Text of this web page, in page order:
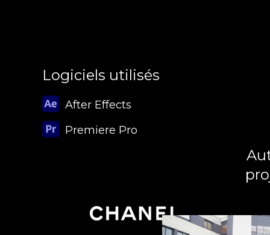
Logiciels utilisés
After Effects
Premiere Pro